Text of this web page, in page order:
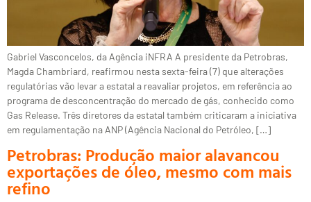
Gabriel Vasconcelos, da Agência iNFRA A presidente da Petrobras,
Magda Chambriard, reafirmou nesta sexta-feira (7) que alterações
regulatórias vão levar a estatal a reavaliar projetos, em referência ao
programa de desconcentração do mercado de gás, conhecido como
Gas Release. Três diretores da estatal também criticaram a iniciativa
em regulamentação na ANP (Agência Nacional do Petróleo, […]
Petrobras: Produção maior alavancou
exportações de óleo, mesmo com mais
refino